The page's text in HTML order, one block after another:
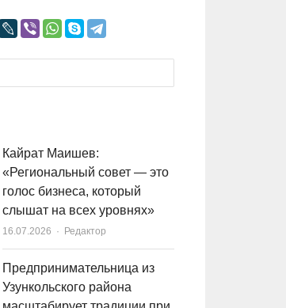
Кайрат Маишев:
«Региональный совет — это
голос бизнеса, который
слышат на всех уровнях»
16.07.2026 Author
Редактор
Предпринимательница из
Узункольского района